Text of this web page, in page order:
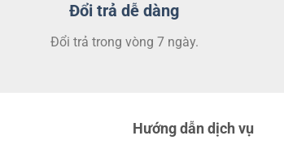
Đổi trả dễ dàng
Đổi trả trong vòng 7 ngày.
Hướng dẫn dịch vụ